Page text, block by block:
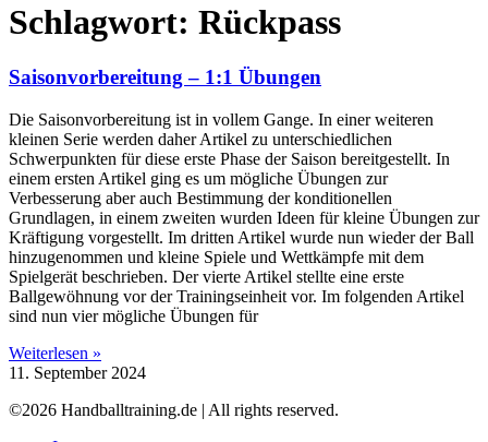
Schlagwort: Rückpass
Saisonvorbereitung – 1:1 Übungen
Die Saisonvorbereitung ist in vollem Gange. In einer weiteren
kleinen Serie werden daher Artikel zu unterschiedlichen
Schwerpunkten für diese erste Phase der Saison bereitgestellt. In
einem ersten Artikel ging es um mögliche Übungen zur
Verbesserung aber auch Bestimmung der konditionellen
Grundlagen, in einem zweiten wurden Ideen für kleine Übungen zur
Kräftigung vorgestellt. Im dritten Artikel wurde nun wieder der Ball
hinzugenommen und kleine Spiele und Wettkämpfe mit dem
Spielgerät beschrieben. Der vierte Artikel stellte eine erste
Ballgewöhnung vor der Trainingseinheit vor. Im folgenden Artikel
sind nun vier mögliche Übungen für
Weiterlesen »
11. September 2024
©2026 Handballtraining.de | All rights reserved.